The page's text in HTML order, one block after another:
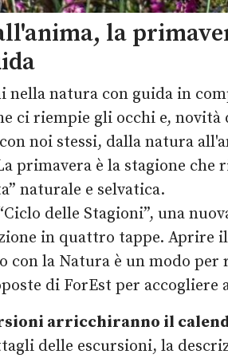
la
nella natura con guida in
ci riempie gli occhi e,
noi stessi, dalla natura
primavera è la stagione
naturale e selvatica.
delle Stagioni”, una
in quattro tappe. Aprire
con la Natura è un modo
di ForEst per
arricchiranno il
delle escursioni, la